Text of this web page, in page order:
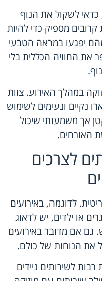
כדאי לשקול את הנוף
קרובים מספיק כדי להיות
יפגעו במראה הטבעי
את החוויה הכללית בלי
במהלך האירוע. צוות
נקיים ונעימים לשימוש
אך משמעותי שיכול
האורחים.
לצרכים
לדוגמה, באירועים
או ילדים, יש לדאוג
גם אם מדובר באירועים
את הנוחות של כולם.
רבות לשירותים ניידים